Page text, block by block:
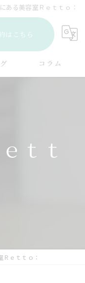
ある美容室Ｒｅｔｔｏ：
はこちら
コラム
ｔｔ
ｅｔｔｏ：